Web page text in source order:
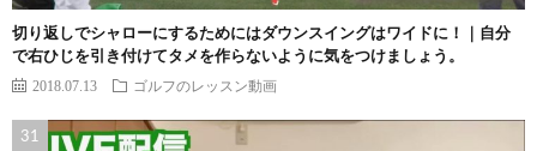
切り返しでシャローにするためにはダウンスイングはワイドに！｜自分
で右ひじを引き付けてタメを作らないように気をつけましょう。
2018.07.13 ゴルフのレッスン動画